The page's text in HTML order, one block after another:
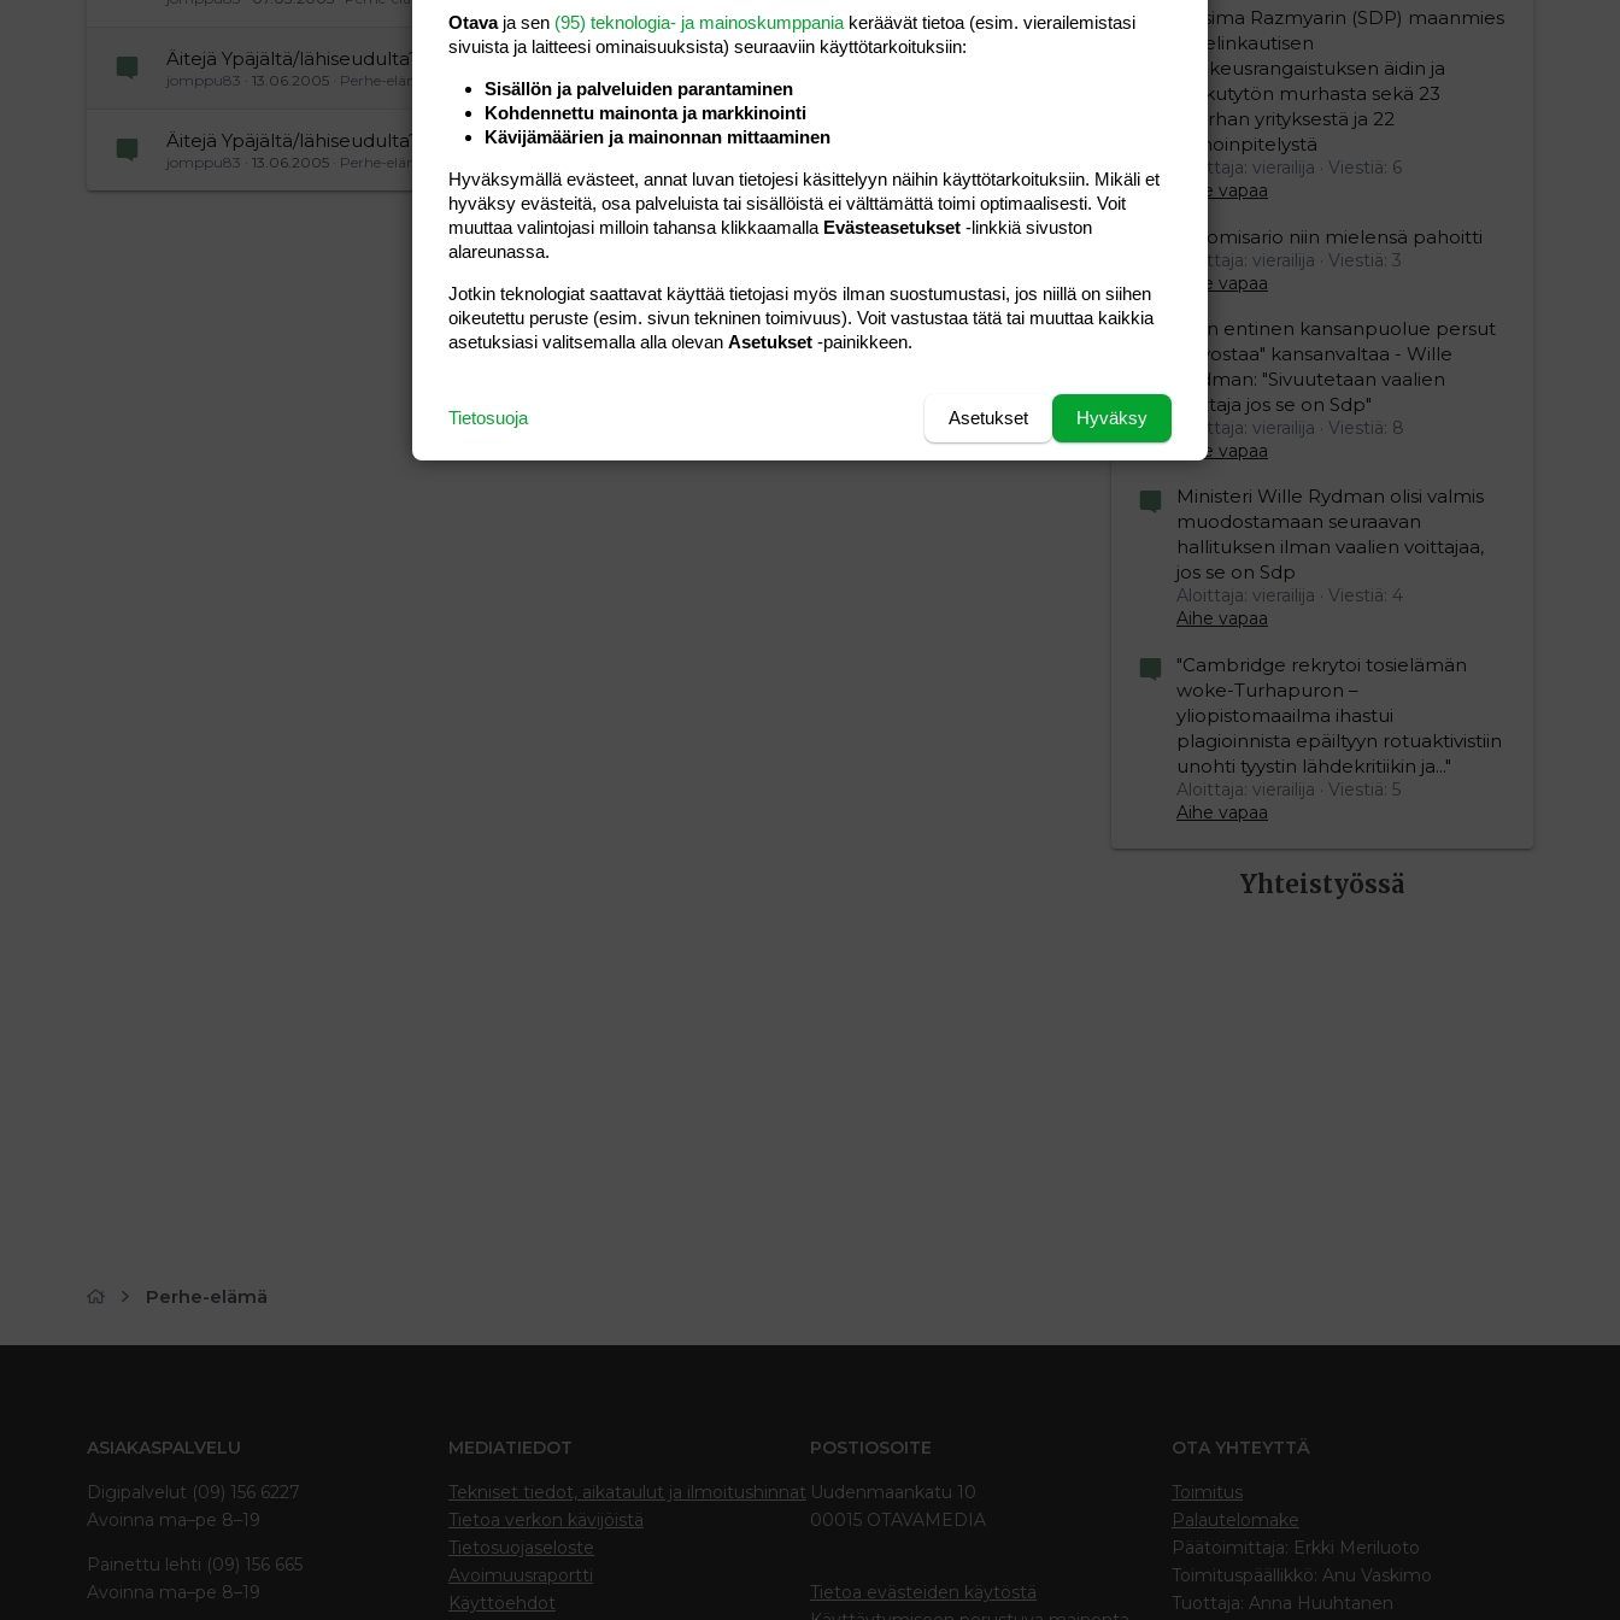
Äitejä Ypäjältä/lähiseudulta?!
jomppu83 13.06.2005 Perhe-elämä
Viestiä 1
Luettu 172
29.06.2005
Äitejä Ypäjältä/lähiseudulta?!
jomppu83 13.06.2005 Perhe-elämä
Viestiä 1
Nasima Razmyarin (SDP) maanmies
sai elinkautisen
vankeusrangaistuksen äidin ja
pikkutytön murhasta sekä 23
murhan yrityksestä ja 22
pahoinpitelystä
Aloittaja: vierailija
Viestiä: 6
Aihe vapaa
Ylikomisario niin mielensä pahoitti
Aloittaja: vierailija
Viestiä: 3
Aihe vapaa
Näin entinen kansanpuolue persut
"arvostaa" kansanvaltaa - Wille
Rydman: "Sivuutetaan vaalien
voittaja jos se on Sdp"
Aloittaja: vierailija
Viestiä: 8
Aihe vapaa
Ministeri Wille Rydman olisi valmis
muodostamaan seuraavan
hallituksen ilman vaalien voittajaa,
jos se on Sdp
Aloittaja: vierailija
Viestiä: 4
Aihe vapaa
"Cambridge rekrytoi tosielämän
woke-Turhapuron –
yliopistomaailma ihastui
plagioinnista epäiltyyn rotuaktivistiin
unohti tyystin lähdekritiikin ja..."
Aloittaja: vierailija
Viestiä: 5
Aihe vapaa
Yhteistyössä
Perhe-elämä
ASIAKASPALVELU
Digipalvelut (09) 156 6227
Avoinna ma–pe 8–19
Painettu lehti (09) 156 665
Avoinna ma–pe 8–19
MEDIATIEDOT
Tekniset tiedot, aikataulut ja ilmoitushinnat
Tietoa verkon kävijöistä
Tietosuojaseloste
Avoimuusraportti
Käyttöehdot
POSTIOSOITE
Uudenmaankatu 10
00015 OTAVAMEDIA
Tietoa evästeiden käytöstä
OTA YHTEYTTÄ
Toimitus
Palautelomake
Päätoimittaja: Erkki Meriluoto
Toimituspäällikkö: Anu Vaskimo
Tuottaja: Anna Huuhtanen
Otavaja sen (95) teknologia- ja mainoskumppania keräävät tietoa (esim. vierailemis­tasi
sivuista ja laitteesi ominaisuuk­sista) seuraaviin käyttötarkoituksiin:
Sisällön ja palveluiden parantaminen
Kohdennettu mainonta ja markkinointi
Kävijämäärien ja mainonnan mittaaminen
Hyväksymällä evästeet, annat luvan tietojesi käsittelyyn näihin käyttötarkoituksiin. Mikäli et
hyväksy evästeitä, osa palveluista tai sisällöistä ei välttämättä toimi optimaalisesti. Voit
muuttaa valintojasi milloin tahansa klikkaamalla Evästeasetukset -linkkiä sivuston
alareunassa.
Jotkin teknologiat saattavat käyttää tietojasi myös ilman suostumustasi, jos niillä on siihen
oikeutettu peruste (esim. sivun tekninen toimivuus). Voit vastustaa tätä tai muuttaa kaikkia
asetuksiasi valitsemalla alla olevan Asetukset -painikkeen.
Hyväksy
Asetukset
Tietosuoja